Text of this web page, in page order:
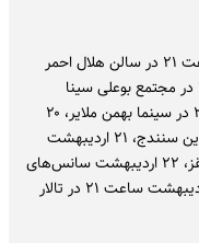
پرواز همای و «مستان نو» ۱۷ اردیبهشت ساعت ۲۱ در سالن هلال احمر
زنجان، ۱۸ اردیبهشت سانس‌های ۱۹:۳۰ و ۲۲ در مجتمع بوعلی سینا
همدان، ۱۹ اردیبهشت سانس‌های ۱۹:۳۰ و ۲۲ در سینما بهمن ملایر، ۲۰
اردیبهشت سانس‌های ۱۹ و ۲۲ در تالار فروردین سنندج، ۲۱ اردیبهشت
ساعت ۲۱:۳۰ در آموزشکده فنی و حرفه‌ای سقز، ۲۲ اردیبهشت سانس‌های
۱۹ و ۲۱ در سالن شهیدسلیمانی بوکان، ۲۳ اردیبهشت ساعت ۲۱ در تالار